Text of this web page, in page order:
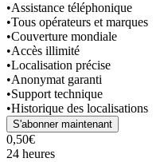
•Assistance téléphonique
•Tous opérateurs et marques
•Couverture mondiale
•Accès illimité
•Localisation précise
•Anonymat garanti
•Support technique
•Historique des localisations
S'abonner maintenant
0,50€
24 heures